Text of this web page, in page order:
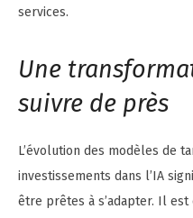
services.
Une
suivre de près
L’évolution des modèles de
investissements dans l’IA
être prêtes à s’adapter. Il